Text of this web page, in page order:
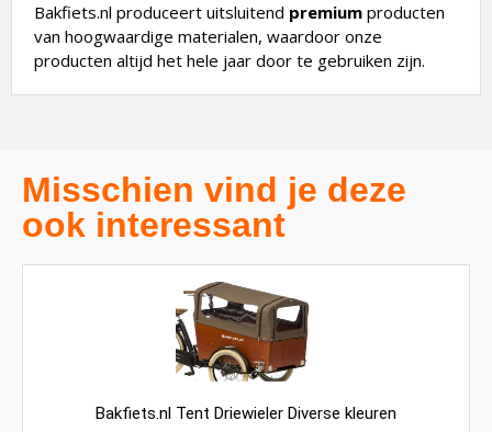
Bakfiets.nl produceert uitsluitend premium producten
van hoogwaardige materialen, waardoor onze
producten altijd het hele jaar door te gebruiken zijn.
Misschien vind je deze
ook interessant
Bakfiets.nl Tent Driewieler Diverse kleuren